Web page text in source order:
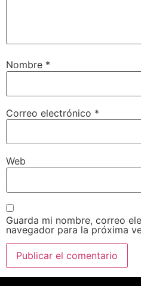
Nombre *
Correo electrónico *
Web
Guarda mi nombre, correo
navegador para la próxima